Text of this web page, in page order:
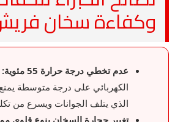
وكفاءة سخان
عدم تخطي درجة حرارة 55 مئوية:
الكهربائي على درجة متوسطة
الذي يتلف الجوانات ويسرع من
تغيير حجارة السخان بنوع قلوي